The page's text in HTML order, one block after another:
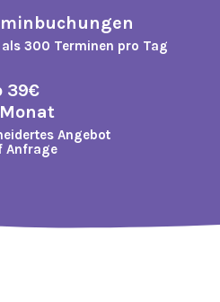
300 Terminen pro Tag
39€
Angebot
Anfrage